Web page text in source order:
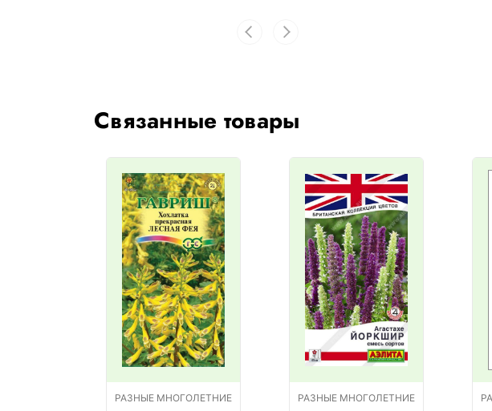
Связанные товары
РАЗНЫЕ МНОГОЛЕТНИЕ РАЗНЫЕ МНОГОЛЕТНИЕ